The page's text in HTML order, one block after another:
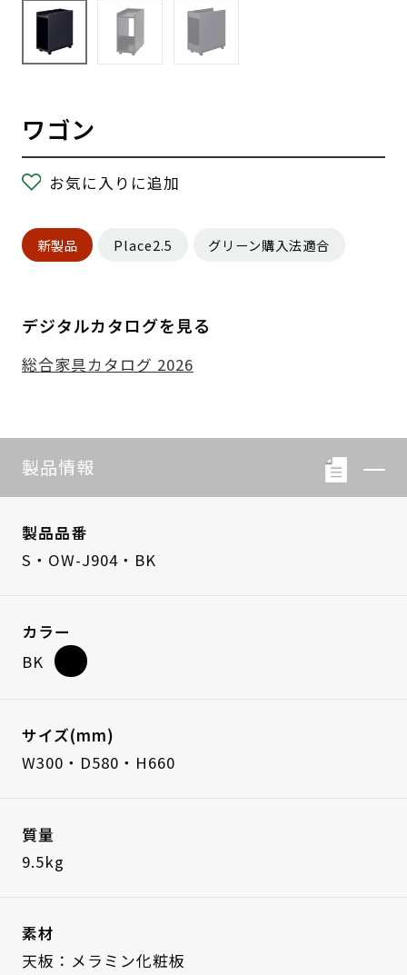
ワゴン
お気に入りに追加
新製品 Place2.5 グリーン購入法適合
デジタルカタログを見る
総合家具カタログ 2026
製品情報
製品品番
S・OW-J904・BK
カラー
BK
サイズ(mm)
W300・D580・H660
質量
9.5kg
素材
天板：メラミン化粧板